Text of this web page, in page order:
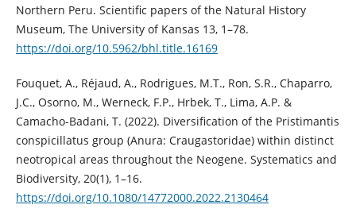
Northern Peru. Scientific papers of the Natural History
Museum, The University of Kansas 13, 1–78.
https://doi.org/10.5962/bhl.title.16169
Fouquet, A., Réjaud, A., Rodrigues, M.T., Ron, S.R., Chaparro,
J.C., Osorno, M., Werneck, F.P., Hrbek, T., Lima, A.P. &
Camacho-Badani, T. (2022). Diversification of the Pristimantis
conspicillatus group (Anura: Craugastoridae) within distinct
neotropical areas throughout the Neogene. Systematics and
Biodiversity, 20(1), 1–16.
https://doi.org/10.1080/14772000.2022.2130464